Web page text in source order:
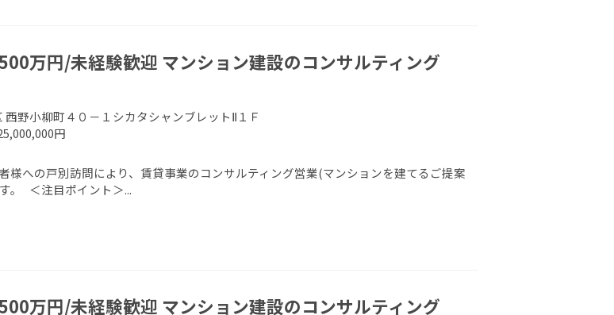
万円/未経験歓迎 マンション建設のコンサルティング
西野小柳町４０－１シカタシャンブレットⅡ１Ｆ
円
様への戸別訪問により、賃貸事業のコンサルティング営業(マンションを建てるご提案
。 ＜注目ポイント＞...
万円/未経験歓迎 マンション建設のコンサルティング